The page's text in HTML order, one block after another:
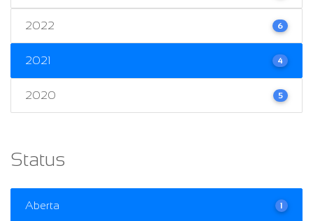
2022 6
2021 4
2020 5
Status
Aberta 1